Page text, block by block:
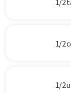
1/2
1/2
1/2